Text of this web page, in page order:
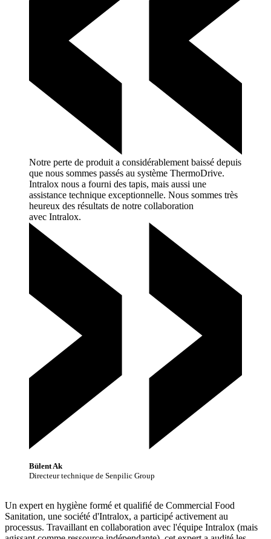
Notre perte de produit a considérablement baissé depuis
que nous sommes passés au système ThermoDrive.
Intralox nous a fourni des tapis, mais aussi une
assistance technique exceptionnelle. Nous sommes très
heureux des résultats de notre collaboration
avec Intralox.
Bülent Ak
Directeur technique de Senpilic Group
Un expert en hygiène formé et qualifié de Commercial Food
Sanitation, une société d'Intralox, a participé activement au
processus. Travaillant en collaboration avec l'équipe Intralox (mais